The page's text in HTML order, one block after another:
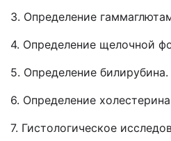
3. Определение
4. Определение щелочной
5. Определение билирубина.
6. Определение
7. Гистологическое